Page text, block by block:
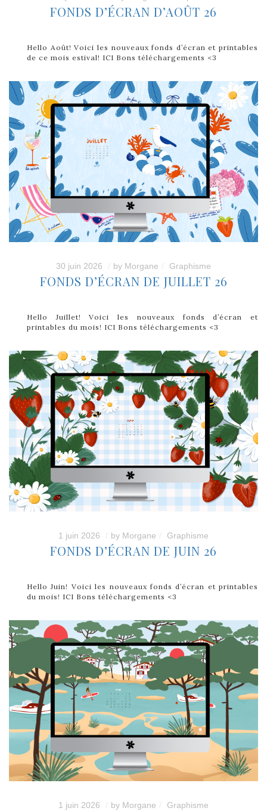
FONDS D’ÉCRAN D’AOÛT 26
Hello Août! Voici les nouveaux fonds d’écran et printables
de ce mois estival! ICI Bons téléchargements <3
30 juin 2026 by Morgane Graphisme
FONDS D’ÉCRAN DE JUILLET 26
Hello Juillet! Voici les nouveaux fonds d’écran et
printables du mois! ICI Bons téléchargements <3
1 juin 2026 by Morgane Graphisme
FONDS D’ÉCRAN DE JUIN 26
Hello Juin! Voici les nouveaux fonds d’écran et printables
du mois! ICI Bons téléchargements <3
1 juin 2026 by Morgane Graphisme